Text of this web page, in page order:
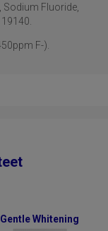
Sodium Fluoride,
F-).
Gentle Whitening